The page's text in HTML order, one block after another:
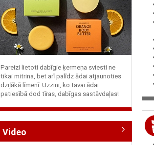
Pareizi lietoti dabīgie ķermeņa sviesti ne
tikai mitrina, bet arī palīdz ādai atjaunoties
dziļākā līmenī. Uzzini, ko tavai ādai
patiesībā dod tīras, dabīgas sastāvdaļas!
Video